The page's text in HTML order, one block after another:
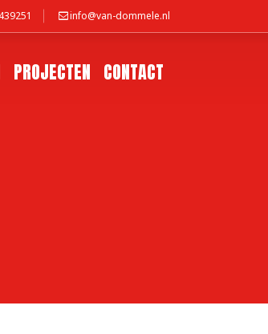
info@van-dommele.nl
PROJECTEN CONTACT